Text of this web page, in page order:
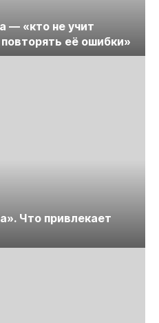
— «кто не учит
её ошибки»
Что привлекает